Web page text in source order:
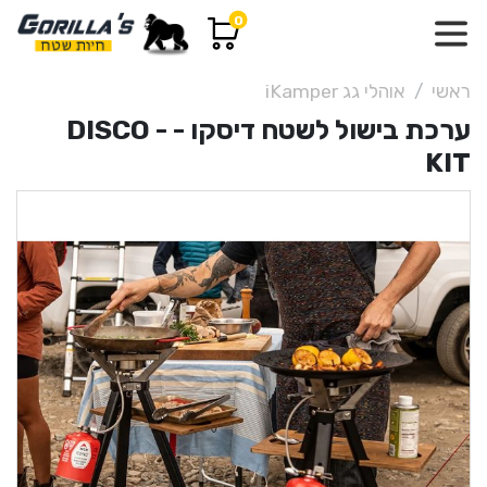
0
ראשי אוהלי גג iKamper
ערכת בישול לשטח דיסקו - DISCO -
KIT